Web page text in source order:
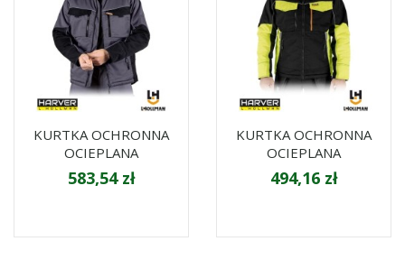
KURTKA OCHRONNA
OCIEPLANA
583,54 zł
KURTKA OCHRONNA
OCIEPLANA
494,16 zł